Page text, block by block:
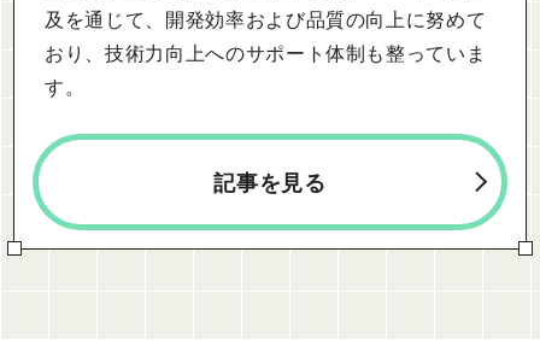
及を通じて、開発効率および品質の向上に努めて
おり、技術力向上へのサポート体制も整っていま
す。
記事を見る